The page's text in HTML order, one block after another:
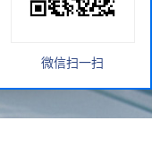
微信扫一扫